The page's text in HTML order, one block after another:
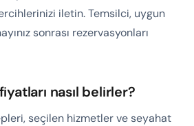
iletin. Temsilci, uygun
sonrası rezervasyonları
nasıl belirler?
seçilen hizmetler ve seyahat